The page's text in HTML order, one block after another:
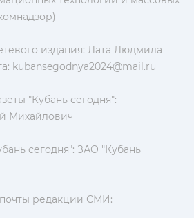
издания: Лата Людмила
kubansegodnya2024@mail.ru
"Кубань сегодня":
Михайлович
сегодня": ЗАО "Кубань
редакции СМИ: